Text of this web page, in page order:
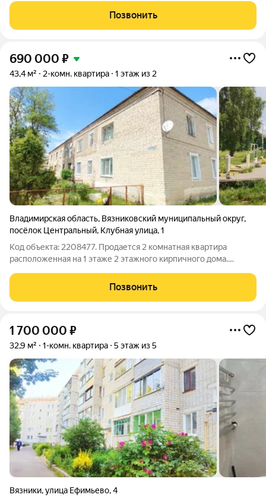
коммерцию.Окна выходят на обе стороны дома поэтому
можно сделать отдельный вход.Удобный подъезд,
Позвонить
690 000 ₽
43,4 м² 2-комн. квартира 1 этаж из 2
Владимирская область, Вязниковский муниципальный округ,
посёлок Центральный, Клубная улица,1
Код объекта: 2208477. Продается 2 комнатная квартира
расположенная на 1 этаже 2 этажного кирпичного дома.
под себя и не переплачивать за чужой. В квартире
центральное отопление, вода, газ,
Позвонить
1 700 000 ₽
32,9 м² 1-комн. квартира 5 этаж из 5
Вязники,улица Ефимьево,4